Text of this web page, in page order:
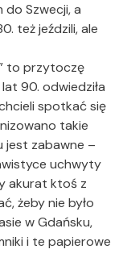
Szwecji, a
też jeździli, ale
to przytoczę
90. odwiedziła
spotkać się
takie
jest zabawne –
uchwyty
akurat ktoś z
żeby nie było
w Gdańsku,
i te papierowe